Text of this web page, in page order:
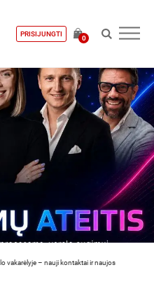
PRISIJUNGTI
0
vakarėlyje – nauji kontaktai ir naujos